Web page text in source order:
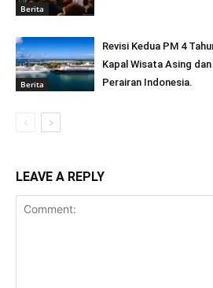
Berita
Berita
Revisi Kedua PM 4
Kapal Wisata Asing
Perairan Indonesia.
LEAVE A REPLY